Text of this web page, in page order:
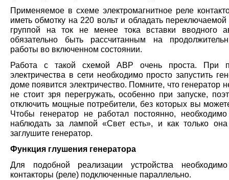
Применяемое в схеме электромагнитное реле
иметь обмотку на 220 вольт и обладать переключаемой
группой на ток не менее тока вставки вводного
обязательно быть рассчитанным на
работы во включенном состоянии.
Работа с такой схемой АВР очень проста. При
электричества в сети необходимо просто запустить
доме появится электричество. Помните, что генератор
не стоит зря перегружать, особенно при запуске,
отключить мощные потребители, без которых вы
Чтобы генератор не работал постоянно, необходимо
наблюдать за лампой «Свет есть», и как только она
заглушите генератор.
Функция глушения генератора
Для подобной реализации устройства
контакторы (реле) подключенные параллельно.